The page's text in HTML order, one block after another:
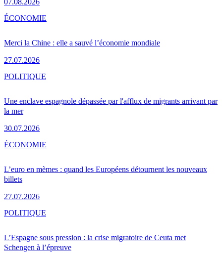
Merci la Chine : elle a sauvé l’économie mondiale
27.07.2026
ÉCONOMIE
Une enclave espagnole dépassée par l'afflux de migrants arrivant par
la mer
30.07.2026
POLITIQUE
L’euro en mèmes : quand les Européens détournent les nouveaux
billets
27.07.2026
ÉCONOMIE
L’Espagne sous pression : la crise migratoire de Ceuta met
Schengen à l’épreuve
POLITIQUE